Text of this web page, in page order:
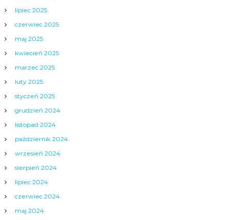
lipiec 2025
czerwiec 2025
maj 2025
kwiecień 2025
marzec 2025
luty 2025
styczeń 2025
grudzień 2024
listopad 2024
październik 2024
wrzesień 2024
sierpień 2024
lipiec 2024
czerwiec 2024
maj 2024